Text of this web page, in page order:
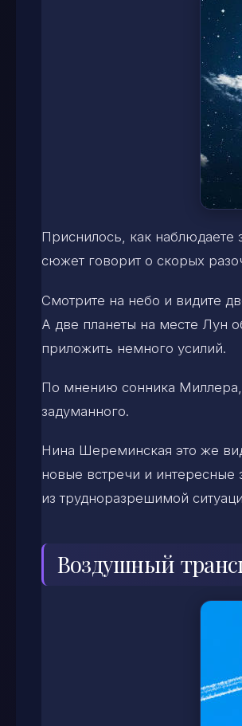
Приснилось, как наблюдаете
сюжет говорит о скорых
Смотрите на небо и видите
А две планеты на месте Лун
приложить немного усилий.
По мнению сонника Миллера,
задуманного.
Нина Шереминская это же
новые встречи и интересные
из трудноразрешимой
Воздушный